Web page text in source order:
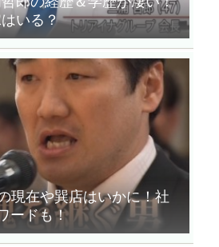
いる？
現在や巽店はいかに！社
ードも！